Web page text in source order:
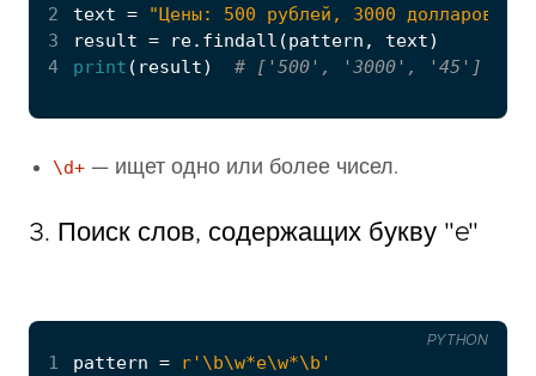
2
text =
"Цены: 500 рублей, 3000 долларов и
3
result = re. findall (pattern , text)
4
print ( result) # ['500', '3000', '45']
\d+ — ищет одно или более чисел.
3. Поиск слов, содержащих букву "e"
1 pattern = r'\b\w*e\w*\b'
PYTHON